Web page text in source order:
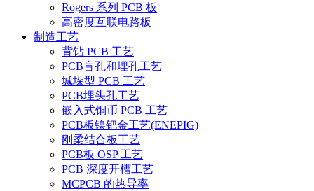
Rogers 系列 PCB 板
高密度互联电路板
制造工艺
背钻 PCB 工艺
PCB盲孔和埋孔工艺
城垛型 PCB 工艺
PCB埋头孔工艺
嵌入式铜币 PCB 工艺
PCB板镍钯金工艺(ENEPIG)
刚柔结合板工艺
PCB板 OSP 工艺
PCB 深度开槽工艺
MCPCB 的热导率